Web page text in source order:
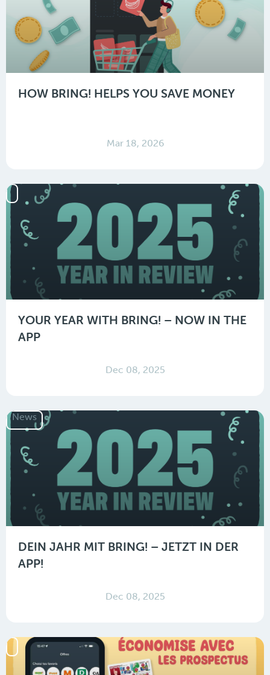
HOW BRING! HELPS YOU SAVE MONEY
Mar 18, 2026
YOUR YEAR WITH BRING! – NOW IN THE
APP
Dec 08, 2025
News
DEIN JAHR MIT BRING! – JETZT IN DER
APP!
Dec 08, 2025